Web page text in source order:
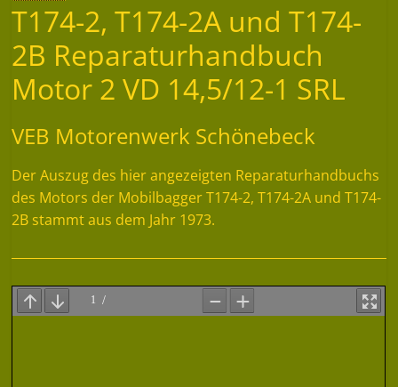
T174-2, T174-2A und T174-
2B Reparaturhandbuch
Motor 2 VD 14,5/12-1 SRL
VEB Motorenwerk Schönebeck
Der Auszug des hier angezeigten Reparaturhandbuchs
des Motors der Mobilbagger T174-2, T174-2A und T174-
2B stammt aus dem Jahr 1973.